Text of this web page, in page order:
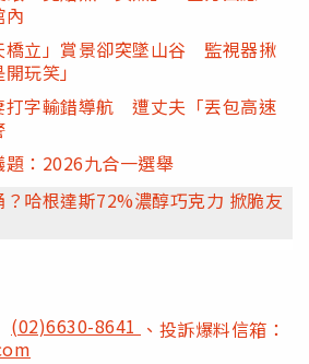
內
橋立」賞景卻突墜山谷 監視器揪
玩笑」
字輸錯導航 遭丈夫「丟包高速
：2026九合一選舉
哈根達斯72%濃醇巧克力 掀脆友
(02)6630-8641 、投訴爆料信箱：